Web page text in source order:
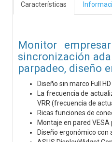
Características
Monitor
sincronización
parpadeo, diseño
Diseño sin marco Full
La frecuencia de
VRR (frecuencia de
Ricas funciones de
Montaje en pared
Diseño ergonómico con